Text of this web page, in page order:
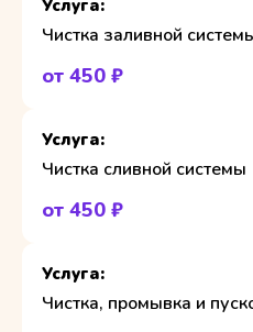
Чистка заливной
от 450 ₽
Чистка сливной системы
от 450 ₽
Чистка, промывка и